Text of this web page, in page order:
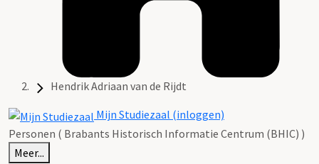
Hendrik Adriaan van de Rijdt
Mijn Studiezaal (inloggen)
Personen ( Brabants Historisch Informatie Centrum (BHIC) )
Meer...